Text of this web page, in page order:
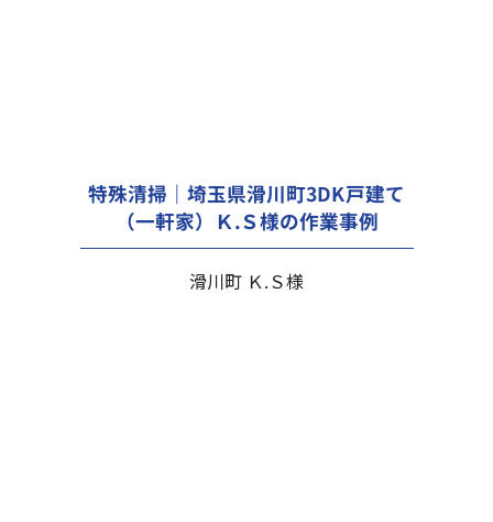
特殊清掃｜埼玉県滑川町3DK戸建て
（一軒家）Ｋ.Ｓ様の作業事例
滑川町 Ｋ.Ｓ様